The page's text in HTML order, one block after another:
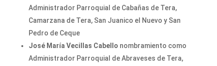
Administrador Parroquial de Cabañas de Tera,
Camarzana de Tera, San Juanico el Nuevo y San
Pedro de Ceque
José María Vecillas Cabello nombramiento como
Administrador Parroquial de Abraveses de Tera,